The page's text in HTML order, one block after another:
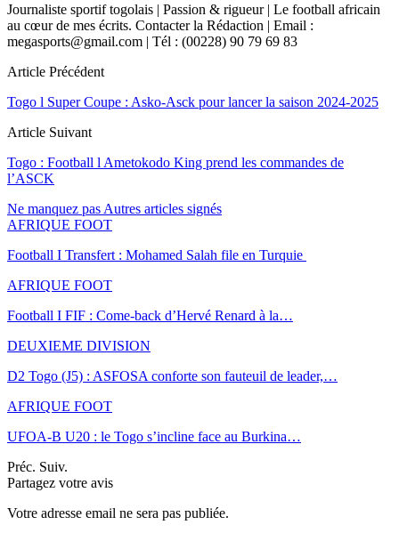
Journaliste sportif togolais | Passion & rigueur | Le football africain
au cœur de mes écrits. Contacter la Rédaction | Email :
megasports@gmail.com | Tél : (00228) 90 79 69 83
Article Précédent
Togo l Super Coupe : Asko-Asck pour lancer la saison 2024-2025
Article Suivant
Togo : Football l Ametokodo King prend les commandes de
l’ASCK
Ne manquez pas Autres articles signés
AFRIQUE FOOT
Football I Transfert : Mohamed Salah file en Turquie
AFRIQUE FOOT
Football I FIF : Come-back d’Hervé Renard à la…
DEUXIEME DIVISION
D2 Togo (J5) : ASFOSA conforte son fauteuil de leader,…
AFRIQUE FOOT
UFOA-B U20 : le Togo s’incline face au Burkina…
Préc. Suiv.
Partagez votre avis
Votre adresse email ne sera pas publiée.